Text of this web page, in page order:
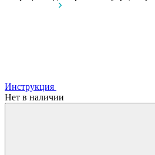
Инструкция
Нет в наличии